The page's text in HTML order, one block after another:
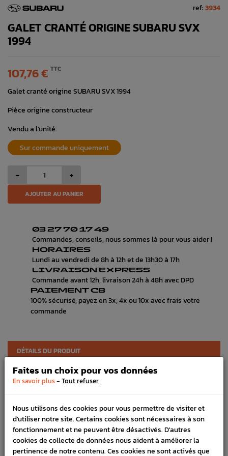
ref:3934
GALET CRANTÉ ORIGINE SUBARU SVX
1994
107,76 € TTC
Galet cranté origine SUBARU SVX 1994
Pièce origine constructeur
Vendu a l'unité.
Sur commande uniquement
- +
AJOUTER AU PANIER
03 27 70 17 49
Commandes, conseils, nous sommes là pour vous aider !
HORAIRES
Lundi au vendredi de 8h à 12h et de 13h30 à 17h
LIVRAISON EXPRESS
Commande avant 12h, livraison 24h à 48h avec DPD
PAIEMENT CB
100% sécurisé, payez en 3x, 4x ou 10x avec frais votre
commande
DÉTAILS DU PRODUIT
LIVRAISON
Marque :SUBARU
Référence :3934
FICHE TECHNIQUE
Faites un choix pour vos données
En savoir plus- Tout refuser
Nous utilisons des cookies pour vous permettre de visiter et
d'utiliser notre site. Certains cookies sont nécessaires à son
fonctionnement et ne peuvent être désactivés. D'autres
cookies de collecte de données nous aident à améliorer la
pertinence de notre contenu. Ces cookies ne sont activés que